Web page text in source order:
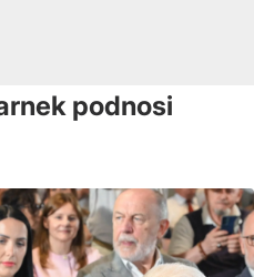
podnosi